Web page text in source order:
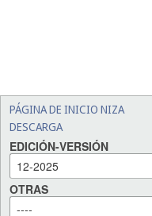
PÁGINA DE INICIO NIZA
DESCARGA
EDICIÓN-VERSIÓN
OTRAS